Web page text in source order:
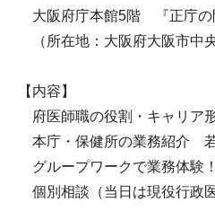
大阪府庁本館5階 『正庁の
（所在地：大阪府大阪市中
【内容】
府医師職の役割・キャリア
本庁・保健所の業務紹介 若
グループワークで業務体験！
個別相談（当日は現役行政